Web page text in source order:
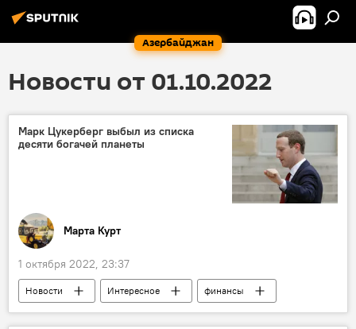
Азербайджан
Новости от 01.10.2022
Марк Цукерберг выбыл из списка
десяти богачей планеты
Марта Курт
1 октября 2022, 23:37
Новости Интересное
финансы
журнал Forbes
рейтинг